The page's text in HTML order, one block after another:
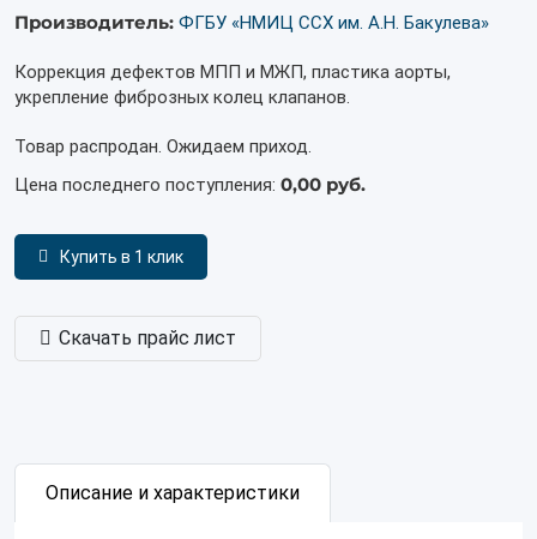
Производитель: ФГБУ «НМИЦ ССХ им. А.Н. Бакулева»
Коррекция дефектов МПП и МЖП, пластика аорты,
укрепление фиброзных колец клапанов.
Товар распродан. Ожидаем приход.
Цена последнего поступления: 0,00 руб.
Купить в 1 клик
Скачать прайс лист
Описание и характеристики